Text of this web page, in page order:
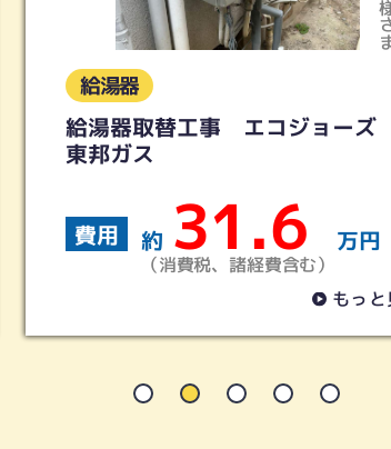
O
給湯器
給湯器取替工事 エコジョーズ
東邦ガス
費用 約 31.6 万円
（消費税、諸経費含む）
もっと